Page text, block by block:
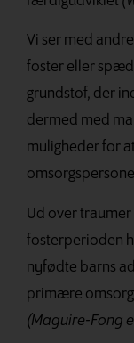
Vi ser med
foster eller
grundstof, der
dermed med
muligheder for
Ud over traumer
fosterperioden
nyfødte barns
primære
(Maguire-Fong